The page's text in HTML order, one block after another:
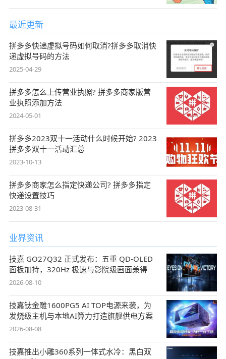
最近更新
拼多多快递虚拟号码如何取消?拼多多取消快
递虚拟号码的方法
2025-04-29
拼多多怎么上传营业执照? 拼多多商家版营
业执照添加方法
2024-05-01
拼多多2023双十一活动什么时候开始? 2023
拼多多双十一活动汇总
2023-10-13
拼多多商家怎么指定快递公司? 拼多多指定
快递设置技巧
2023-08-31
业界资讯
技嘉 GO27Q32 正式发布：五重 QD-OLED
面板加持，320Hz 极速与影院级画面兼得
2026-08-10
技嘉钛金雕1600PG5 AI TOP电源来袭，为
发烧级主机与本地AI算力打造旗舰供电方案
2026-08-08
技嘉推出小雕360系列一体式水冷：黑白双